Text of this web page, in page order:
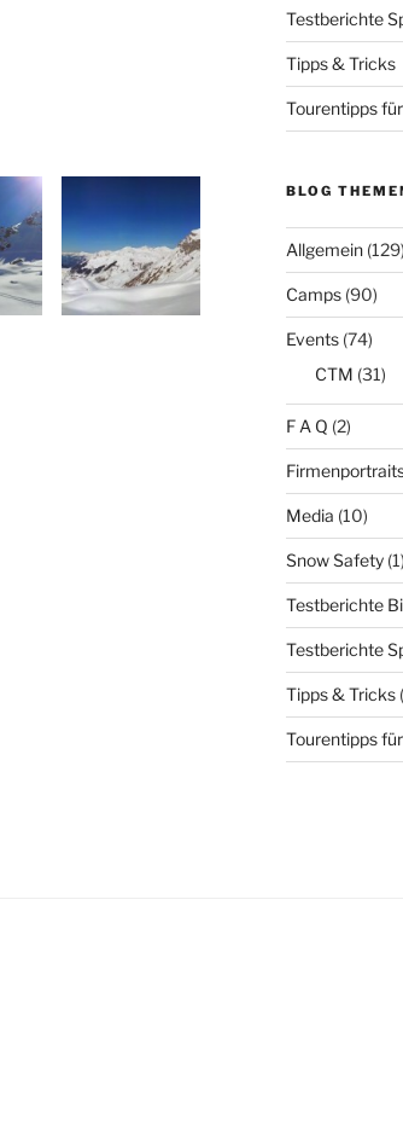
Testberichte
Tipps & Tricks
Tourentipps
BLOG
Allgemein(129)
Camps(90)
Events(74)
CTM (31)
F A Q (2)
Media (10)
Snow Safety(1)
Testberichte
Testberichte
Tipps & Tricks
Tourentipps